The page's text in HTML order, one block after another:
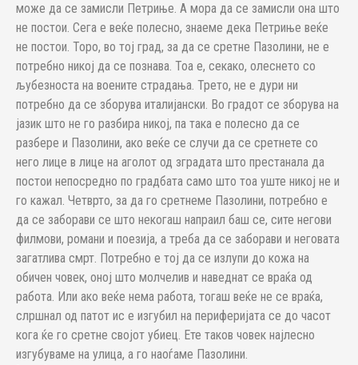
може да се замисли Петриње. А мора да се замисли она што
не постои. Сега е веќе полесно, знаеме дека Петриње веќе
не постои. Торо, во тој град, за да се сретне Пазолини, не е
потребно никој да се познава. Тоа е, секако, олеснето со
љубезноста на воените страдања. Трето, не е дури ни
потребно да се зборува италијански. Во градот се зборува на
јазик што не го разбира никој, па така е полесно да се
разбере и Пазолини, ако веќе се случи да се сретнете со
него лице в лице на аголот од зградата што престанала да
постои непосредно по градбата само што тоа уште никој не и
го кажал. Четврто, за да го сретнеме Пазолини, потребно е
да се заборави се што некогаш напраил баш се, сите негови
филмови, романи и поезија, а треба да се заборави и неговата
загатлива смрт. Потребно е тој да се излупи до кожа на
обичен човек, оној што молчелив и наведнат се враќа од
работа. Или ако веќе нема работа, тогаш веќе не се враќа,
слршнал од патот ис е изгубил на периферијата се до часот
кога ќе го сретне својот убиец. Ете таков човек најлесно
изгубуваме на улица, а го наоѓаме Пазолини.